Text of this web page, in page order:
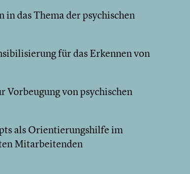
das Thema der psychischen
für das Erkennen von
Vorbeugung von psychischen
als Orientierungshilfe im
Mitarbeitenden